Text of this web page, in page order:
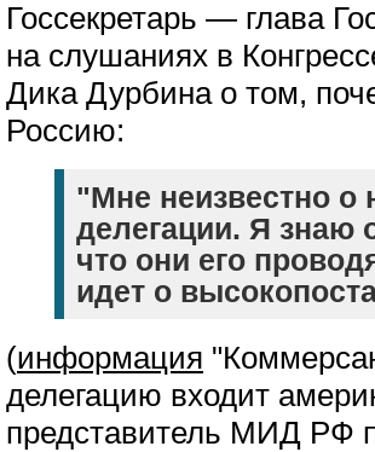
Госсекретарь — глава
на слушаниях в
Дика Дурбина о том,
Россию:
"Мне неизвестно о
делегации. Я знаю
что они его
идет о
(информация
делегацию входит
представитель МИД РФ